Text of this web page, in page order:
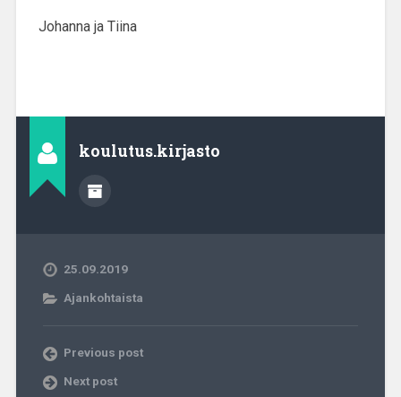
Johanna ja Tiina
koulutus.kirjasto
25.09.2019
Ajankohtaista
Previous post
Next post